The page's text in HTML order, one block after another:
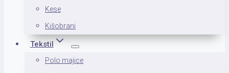
Kese
Kišobrani
Tekstil
Polo majice